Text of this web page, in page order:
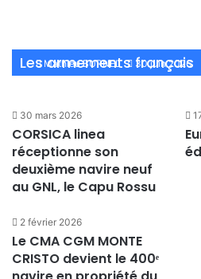
Les armements français
phares
Mathieu BURNEL 30 juin 2026
30 mars 2026
CORSICA linea
réceptionne son
deuxième navire neuf
au GNL, le Capu Rossu
2 février 2026
Le CMA CGM MONTE
CRISTO devient le 400ᵉ